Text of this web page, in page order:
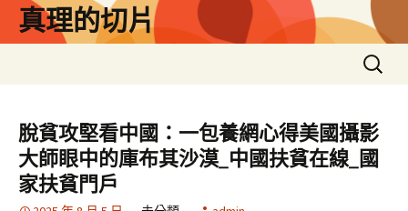
真理的切片
搜
尋
鍵
字:
脫貧攻堅看中國：一包養網心得美國攝影
大師眼中的庫布其沙漠_中國扶貧在線_國
家扶貧門戶